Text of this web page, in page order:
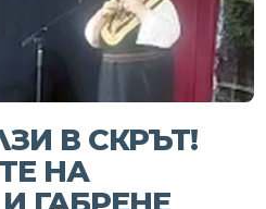
В СКРЪТ!
НА